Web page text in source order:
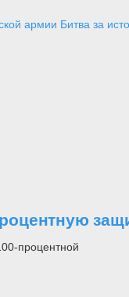
армии Битва за
процентной